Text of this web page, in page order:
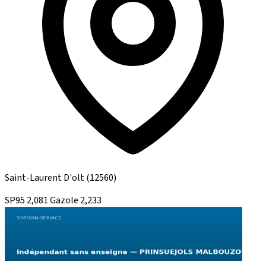
Saint-Laurent D'olt(12560)
SP95 2,081Gazole 2,233